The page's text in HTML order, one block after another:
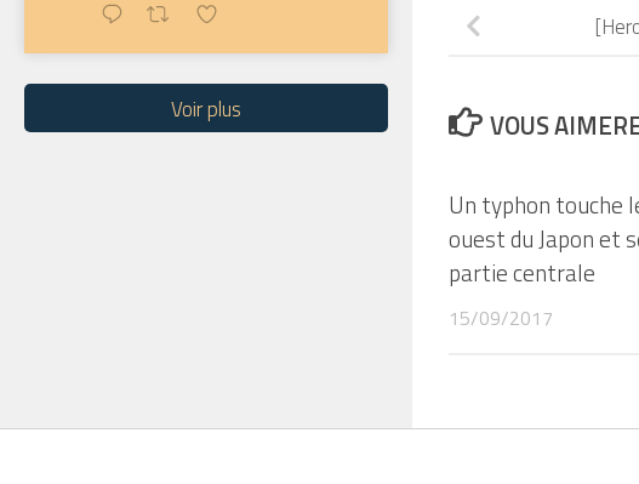
VOUS
Un typhon touche
ouest du Japon et
partie centrale
15/09/2017
Voir plus